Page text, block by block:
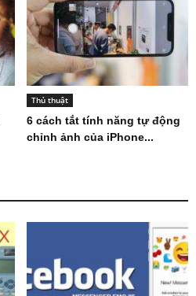
Thủ thuật
6 cách tắt tính năng tự động
chỉnh ảnh của iPhone...